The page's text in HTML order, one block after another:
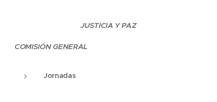
JUSTICIA Y PAZ
COMISIÓN GENERAL
Jornadas